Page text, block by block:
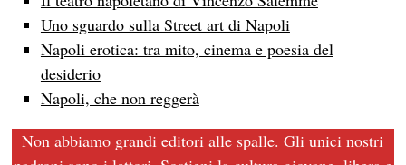
Uno sguardo sulla Street art di Napoli
Napoli erotica: tra mito, cinema e poesia del
desiderio
Napoli, che non reggerà
Non abbiamo grandi editori alle spalle. Gli unici nostri